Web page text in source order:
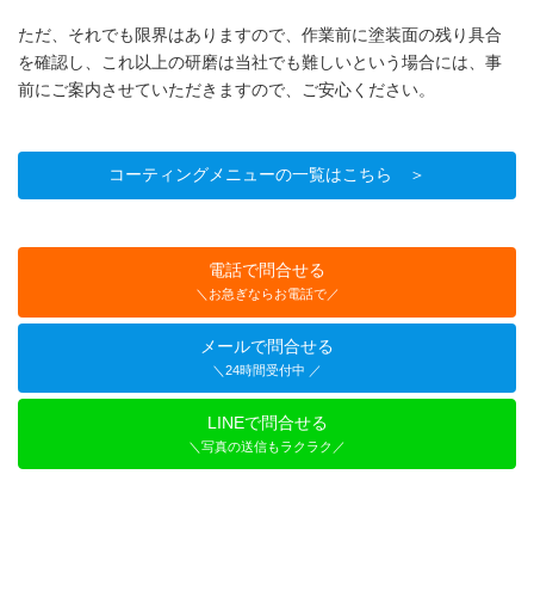
ただ、それでも限界はありますので、作業前に塗装面の残り具合
を確認し、これ以上の研磨は当社でも難しいという場合には、事
前にご案内させていただきますので、ご安心ください。
コーティングメニューの一覧はこちら ＞
電話で問合せる
＼お急ぎならお電話で／
メールで問合せる
＼24時間受付中 ／
LINEで問合せる
＼写真の送信もラクラク／